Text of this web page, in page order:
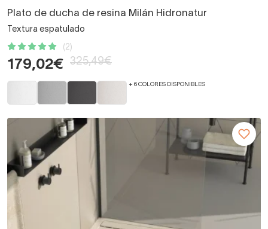
Plato de ducha de resina Milán Hidronatur
Textura espatulado
(2)
179,02€ 325,49€
+ 6 COLORES DISPONIBLES